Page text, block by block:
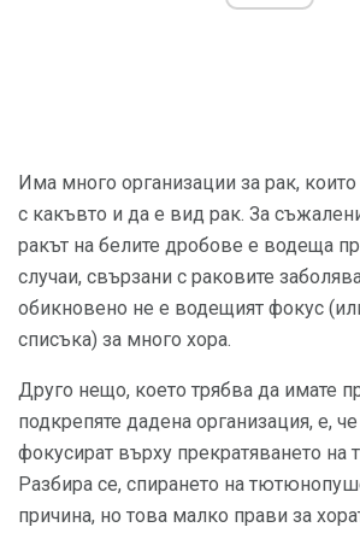
Има много организации за рак,
с какъвто и да е вид рак. За
ракът на белите дробове е водеща
случаи, свързани с раковите
обикновено не е водещият фокус
списъка) за много хора.
Друго нещо, което трябва да имате
подкрепяте дадена организация, е,
фокусират върху прекратяването
Разбира се, спирането на
причина, но това малко прави за